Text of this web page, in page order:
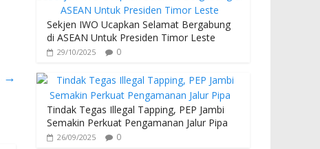
→
Sekjen IWO Ucapkan Selamat Bergabung
di ASEAN Untuk Presiden Timor Leste
29/10/2025 0
Tindak Tegas Illegal Tapping, PEP Jambi
Semakin Perkuat Pengamanan Jalur Pipa
26/09/2025 0